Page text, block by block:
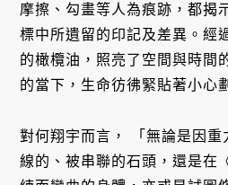
摩擦、勾畫等人為痕跡，都揭
標中所遺留的印記及差異。經
的橄欖油，照亮了空間與時間
的當下，生命彷彿緊貼著小心
對何翔宇而言， 「無論是因重
線的、被串聯的石頭，還是在